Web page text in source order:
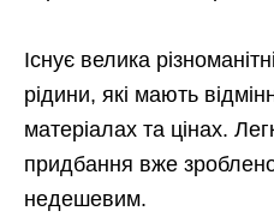
Існує велика
рідини, які мають
матеріалах та цінах.
придбання вже
недешевим.